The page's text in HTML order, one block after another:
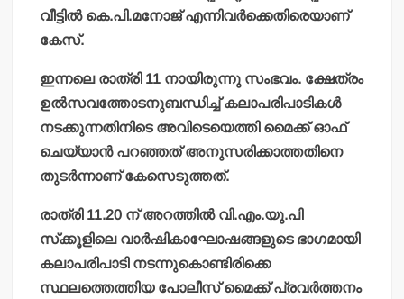
വീട്ടില്‍ കെ.പി.മനോജ് എന്നിവര്‍ക്കെതിരെയാണ്
കേസ്.
ഇന്നലെ രാത്രി 11 നായിരുന്നു സംഭവം. ക്ഷേത്രം
ഉല്‍സവത്തോടനുബന്ധിച്ച് കലാപരിപാടികള്‍
നടക്കുന്നതിനിടെ അവിടെയെത്തി മൈക്ക് ഓഫ്
ചെയ്യാന്‍ പറഞ്ഞത് അനുസരിക്കാത്തതിനെ
തുടര്‍ന്നാണ് കേസെടുത്തത്.
രാത്രി 11.20 ന് അറത്തില്‍ വി.എം.യു.പി
സ്‌ക്കൂളിലെ വാര്‍ഷികാഘോഷങ്ങളുടെ ഭാഗമായി
കലാപരിപാടി നടന്നുകൊണ്ടിരിക്കെ
സ്ഥലത്തെത്തിയ പോലീസ് മൈക്ക് പ്രവര്‍ത്തനം